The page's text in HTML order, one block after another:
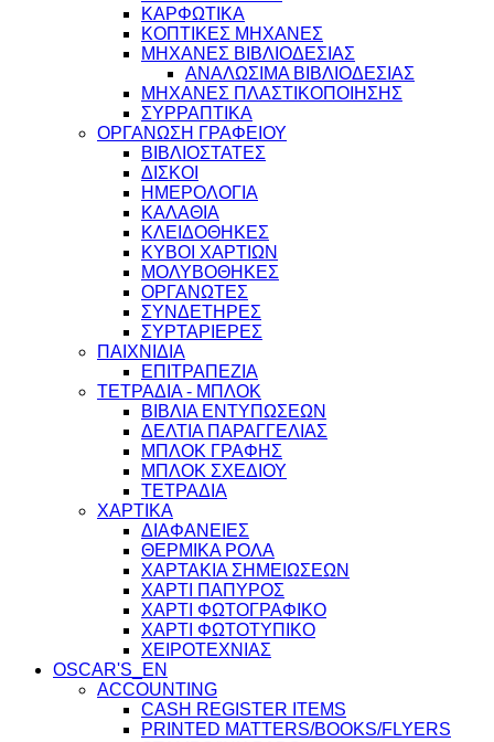
ΚΑΡΦΩΤΙΚΑ
ΚΟΠΤΙΚΕΣ ΜΗΧΑΝΕΣ
ΜΗΧΑΝΕΣ ΒΙΒΛΙΟΔΕΣΙΑΣ
ΑΝΑΛΩΣΙΜΑ ΒΙΒΛΙΟΔΕΣΙΑΣ
ΜΗΧΑΝΕΣ ΠΛΑΣΤΙΚΟΠΟΙΗΣΗΣ
ΣΥΡΡΑΠΤΙΚΑ
ΟΡΓΑΝΩΣΗ ΓΡΑΦΕΙΟΥ
ΒΙΒΛΙΟΣΤΑΤΕΣ
ΔΙΣΚΟΙ
ΗΜΕΡΟΛΟΓΙΑ
ΚΑΛΑΘΙΑ
ΚΛΕΙΔΟΘΗΚΕΣ
ΚΥΒΟΙ ΧΑΡΤΙΩΝ
ΜΟΛΥΒΟΘΗΚΕΣ
ΟΡΓΑΝΩΤΕΣ
ΣΥΝΔΕΤΗΡΕΣ
ΣΥΡΤΑΡΙΕΡΕΣ
ΠΑΙΧΝΙΔΙΑ
ΕΠΙΤΡΑΠΕΖΙΑ
ΤΕΤΡΑΔΙΑ - ΜΠΛΟΚ
ΒΙΒΛΙΑ ΕΝΤΥΠΩΣΕΩΝ
ΔΕΛΤΙΑ ΠΑΡΑΓΓΕΛΙΑΣ
ΜΠΛΟΚ ΓΡΑΦΗΣ
ΜΠΛΟΚ ΣΧΕΔΙΟΥ
ΤΕΤΡΑΔΙΑ
ΧΑΡΤΙΚΑ
ΔΙΑΦΑΝΕΙΕΣ
ΘΕΡΜΙΚΑ ΡΟΛΑ
ΧΑΡΤΑΚΙΑ ΣΗΜΕΙΩΣΕΩΝ
ΧΑΡΤΙ ΠΑΠΥΡΟΣ
ΧΑΡΤΙ ΦΩΤΟΓΡΑΦΙΚΟ
ΧΑΡΤΙ ΦΩΤΟΤΥΠΙΚΟ
ΧΕΙΡΟΤΕΧΝΙΑΣ
OSCAR'S_EN
ACCOUNTING
CASH REGISTER ITEMS
PRINTED MATTERS/BOOKS/FLYERS